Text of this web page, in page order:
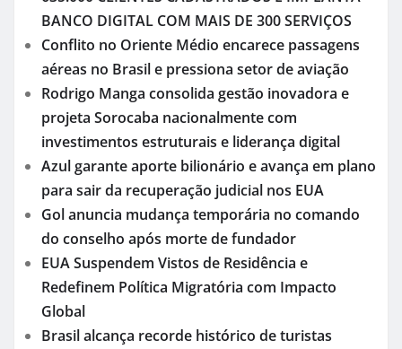
BANCO DIGITAL COM MAIS DE 300 SERVIÇOS
Conflito no Oriente Médio encarece passagens
aéreas no Brasil e pressiona setor de aviação
Rodrigo Manga consolida gestão inovadora e
projeta Sorocaba nacionalmente com
investimentos estruturais e liderança digital
Azul garante aporte bilionário e avança em plano
para sair da recuperação judicial nos EUA
Gol anuncia mudança temporária no comando
do conselho após morte de fundador
EUA Suspendem Vistos de Residência e
Redefinem Política Migratória com Impacto
Global
Brasil alcança recorde histórico de turistas